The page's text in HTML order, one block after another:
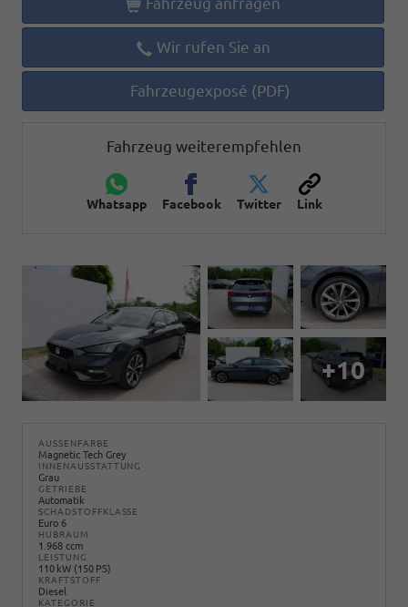
Wir rufen Sie an
Fahrzeugexposé (PDF)
Fahrzeug weiterempfehlen
Whatsapp Facebook Twitter Link
+10
AUSSENFARBE
Magnetic Tech Grey
INNENAUSSTATTUNG
Grau
GETRIEBE
Automatik
SCHADSTOFFKLASSE
Euro 6
HUBRAUM
1.968 ccm
LEISTUNG
110 kW (150 PS)
KRAFTSTOFF
Diesel
KATEGORIE